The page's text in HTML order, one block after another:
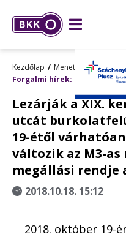
Kezdőlap
Menetrend,
Forgalmi hírek: előre
Lezárják a XIX.
utcát
19-étől
változik az M3-
megállási rendje
2018.10.18. 15:12
2018. október 19-